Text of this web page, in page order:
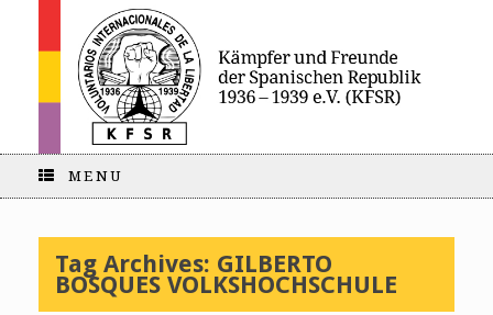
MENU
Tag Archives: GILBERTO
BOSQUES VOLKSHOCHSCHULE